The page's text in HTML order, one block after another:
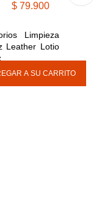
$ 79.900
Limpieza
Leather Lotio